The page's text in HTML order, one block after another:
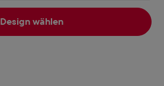
Design wählen